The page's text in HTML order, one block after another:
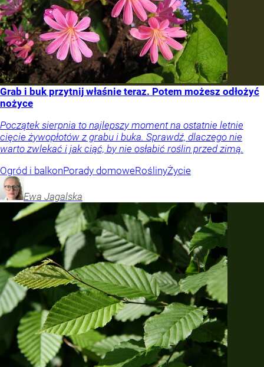
Grab i buk przytnij właśnie teraz. Potem możesz odłożyć
nożyce
Początek sierpnia to najlepszy moment na ostatnie letnie
cięcie żywopłotów z grabu i buka. Sprawdź, dlaczego nie
warto zwlekać i jak ciąć, by nie osłabić roślin przed zimą.
Ogród i balkonPorady domoweRoślinyŻycie
Ewa Jagalska